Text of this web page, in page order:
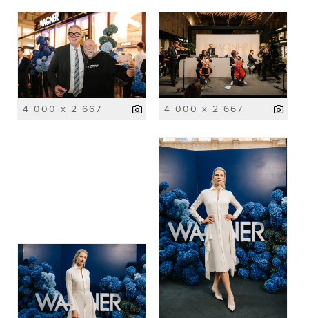
4 000 x 2 667 4 000 x 2 667